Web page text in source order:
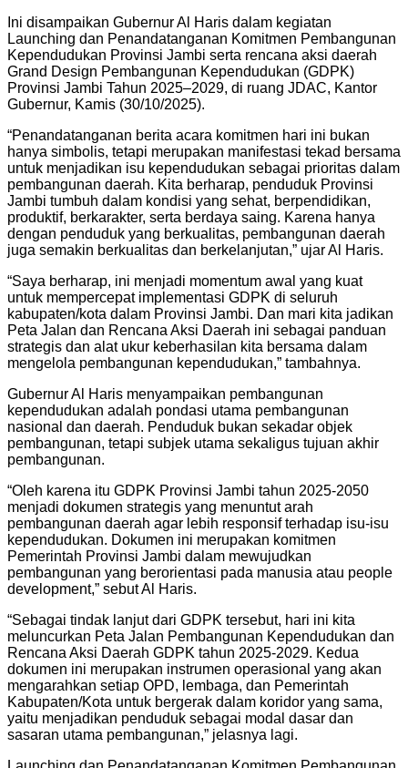
Ini disampaikan Gubernur Al Haris dalam kegiatan
Launching dan Penandatanganan Komitmen Pembangunan
Kependudukan Provinsi Jambi serta rencana aksi daerah
Grand Design Pembangunan Kependudukan (GDPK)
Provinsi Jambi Tahun 2025–2029, di ruang JDAC, Kantor
Gubernur, Kamis (30/10/2025).
“Penandatanganan berita acara komitmen hari ini bukan
hanya simbolis, tetapi merupakan manifestasi tekad bersama
untuk menjadikan isu kependudukan sebagai prioritas dalam
pembangunan daerah. ​Kita berharap, penduduk Provinsi
Jambi tumbuh dalam kondisi yang sehat, berpendidikan,
produktif, berkarakter, serta berdaya saing. Karena hanya
dengan penduduk yang berkualitas, pembangunan daerah
juga semakin berkualitas dan berkelanjutan,” ujar Al Haris.
“Saya berharap, ini menjadi momentum awal yang kuat
untuk mempercepat implementasi GDPK di seluruh
kabupaten/kota dalam Provinsi Jambi. Dan mari kita jadikan
Peta Jalan dan Rencana Aksi Daerah ini sebagai panduan
strategis dan alat ukur keberhasilan kita bersama dalam
mengelola pembangunan kependudukan,” tambahnya.
Gubernur Al Haris menyampaikan pembangunan
kependudukan adalah pondasi utama pembangunan
nasional dan daerah. Penduduk bukan sekadar objek
pembangunan, tetapi subjek utama sekaligus tujuan akhir
pembangunan.
“Oleh karena itu GDPK Provinsi Jambi tahun 2025-2050
menjadi dokumen strategis yang menuntut arah
pembangunan daerah agar lebih responsif terhadap isu-isu
kependudukan. Dokumen ini merupakan komitmen
Pemerintah Provinsi Jambi dalam mewujudkan
pembangunan yang berorientasi pada manusia atau people
development,” sebut Al Haris.
“​Sebagai tindak lanjut dari GDPK tersebut, hari ini kita
meluncurkan Peta Jalan Pembangunan Kependudukan dan
Rencana Aksi Daerah GDPK tahun 2025-2029. ​Kedua
dokumen ini merupakan instrumen operasional yang akan
mengarahkan setiap OPD, lembaga, dan Pemerintah
Kabupaten/Kota untuk bergerak dalam koridor yang sama,
yaitu menjadikan penduduk sebagai modal dasar dan
sasaran utama pembangunan,” jelasnya lagi.